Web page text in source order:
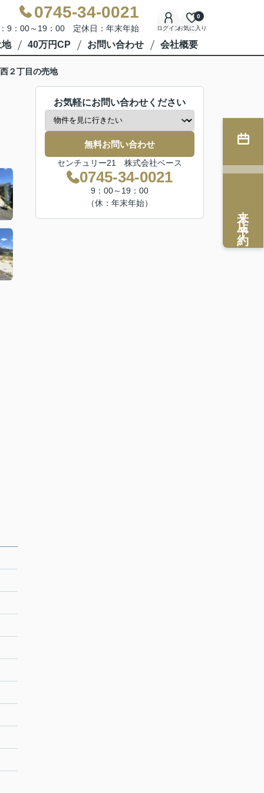
0745-34-0021
9：00～19：00 定休日：年末年始 ログインお気に入り
0
40万円CP お問い合わせ 会社概要
２丁目の売地
お気軽にお問い合わせください
無料お問い合わせ
センチュリー21 株式会社ベース
0745-34-0021
9：00～19：00
（休：年末年始）
来店予約